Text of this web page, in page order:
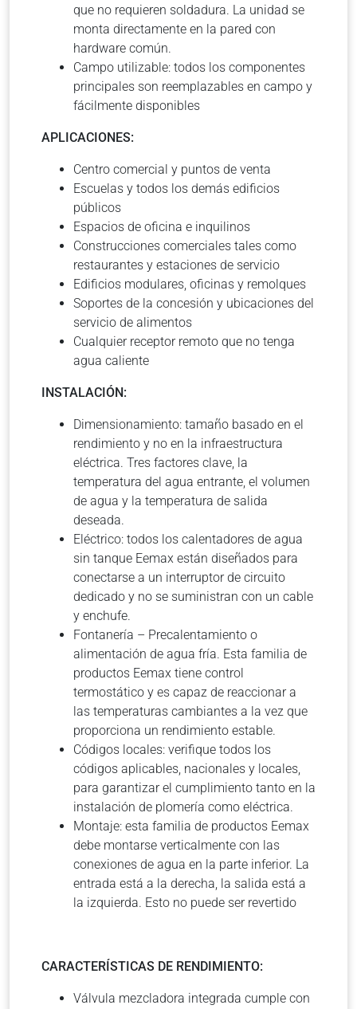
que no requieren soldadura. La unidad se
monta directamente en la pared con
hardware común.
Campo utilizable: todos los componentes
principales son reemplazables en campo y
fácilmente disponibles
APLICACIONES:
Centro comercial y puntos de venta
Escuelas y todos los demás edificios
públicos
Espacios de oficina e inquilinos
Construcciones comerciales tales como
restaurantes y estaciones de servicio
Edificios modulares, oficinas y remolques
Soportes de la concesión y ubicaciones del
servicio de alimentos
Cualquier receptor remoto que no tenga
agua caliente
INSTALACIÓN:
Dimensionamiento: tamaño basado en el
rendimiento y no en la infraestructura
eléctrica. Tres factores clave, la
temperatura del agua entrante, el volumen
de agua y la temperatura de salida
deseada.
Eléctrico: todos los calentadores de agua
sin tanque Eemax están diseñados para
conectarse a un interruptor de circuito
dedicado y no se suministran con un cable
y enchufe.
Fontanería – Precalentamiento o
alimentación de agua fría. Esta familia de
productos Eemax tiene control
termostático y es capaz de reaccionar a
las temperaturas cambiantes a la vez que
proporciona un rendimiento estable.
Códigos locales: verifique todos los
códigos aplicables, nacionales y locales,
para garantizar el cumplimiento tanto en la
instalación de plomería como eléctrica.
Montaje: esta familia de productos Eemax
debe montarse verticalmente con las
conexiones de agua en la parte inferior. La
entrada está a la derecha, la salida está a
la izquierda. Esto no puede ser revertido
CARACTERÍSTICAS DE RENDIMIENTO:
Válvula mezcladora integrada cumple con